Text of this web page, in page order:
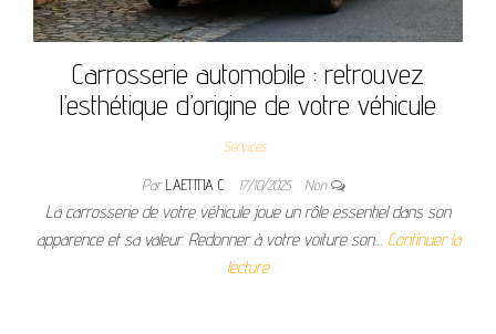
Carrosserie automobile : retrouvez
l’esthétique d’origine de votre véhicule
Services
ParLAETITIA C 17/10/2025 Non
La carrosserie de votre véhicule joue un rôle essentiel dans son
apparence et sa valeur. Redonner à votre voiture son… Continuer la
lecture